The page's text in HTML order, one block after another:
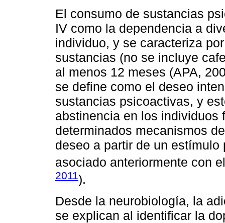
El consumo de sustancias
IV como la dependencia a
individuo, y se caracteriza
sustancias (no se incluye
al menos 12 meses (APA,
se define como el deseo
sustancias psicoactivas, y
abstinencia en los individuos
determinados mecanismos
deseo a partir de un
asociado anteriormente con
2011).
Desde la neurobiología, la
se explican al identificar la